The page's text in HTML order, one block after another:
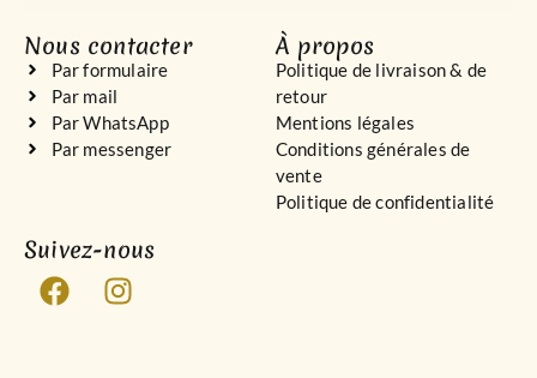
Nous contacter
Par formulaire
Par mail
Par WhatsApp
Par messenger
À propos
Politique de livraison & de
retour
Mentions légales
Conditions générales de
vente
Politique de confidentialité
Suivez-nous